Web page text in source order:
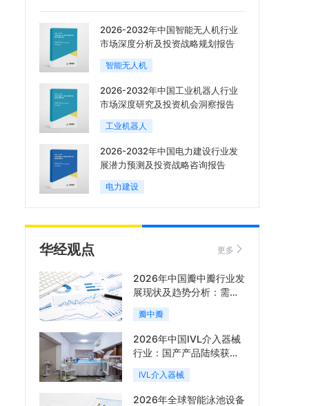
2026-2032年中国智能无人机行业
市场深度分析及投资战略规划报告
智能无人机
2026-2032年中国工业机器人行业
市场深度研究及投资机会洞察报告
工业机器人
2026-2032年中国电力建设行业发
展潜力预测及投资战略咨询报告
电力建设
华经观点 更多
2026年中国瓣中瓣行业发
展现状及趋势分析：需求
可持续释放，市场发展前
景良好「图」
瓣中瓣
2026年中国IVL介入器械
行业：国产产品陆续获
批，市场将进入持续高增
长阶段「图」
IVL介入器械
2026年全球智能泳池设备